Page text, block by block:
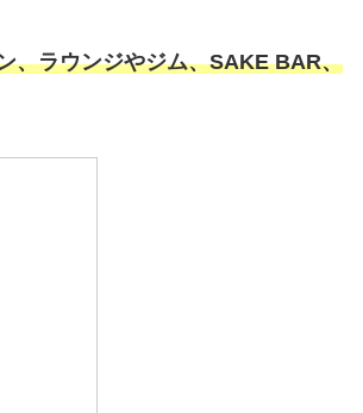
、ラウンジやジム、SAKE BAR、